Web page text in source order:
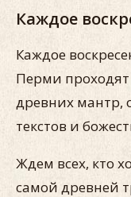
Каждое
Каждое
Перми
древних мантр,
текстов и
Ждем всех, кто
самой древней